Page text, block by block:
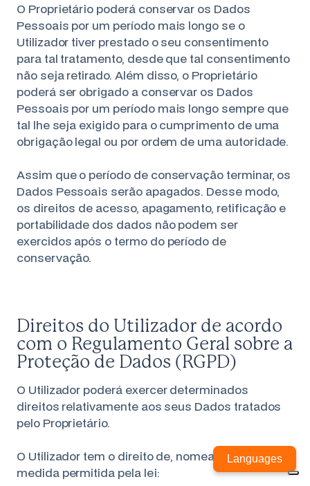
O Proprietário poderá conservar os Dados
Pessoais por um período mais longo se o
Utilizador tiver prestado o seu consentimento
para tal tratamento, desde que tal consentimento
não seja retirado. Além disso, o Proprietário
poderá ser obrigado a conservar os Dados
Pessoais por um período mais longo sempre que
tal lhe seja exigido para o cumprimento de uma
obrigação legal ou por ordem de uma autoridade.
Assim que o período de conservação terminar, os
Dados Pessoais serão apagados. Desse modo,
os direitos de acesso, apagamento, retificação e
portabilidade dos dados não podem ser
exercidos após o termo do período de
conservação.
Direitos do Utilizador de acordo
com o Regulamento Geral sobre a
Proteção de Dados (RGPD)
O Utilizador poderá exercer determinados
direitos relativamente aos seus Dados tratados
pelo Proprietário.
O Utilizador tem o direito de, nomeadamente, na
medida permitida pela lei:
Languages
As suas escolhas de privacidade
Aviso no momento de recolha